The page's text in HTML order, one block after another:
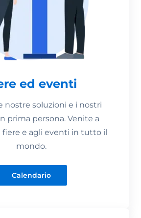
ed eventi
nostre soluzioni e i nostri
prima persona. Venite a
fiere e agli eventi in tutto il
mondo.
Calendario